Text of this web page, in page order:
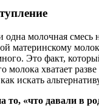
одна молочная смесь
материнскому
Это факт,
молока хватает
искать
то, «что давали в